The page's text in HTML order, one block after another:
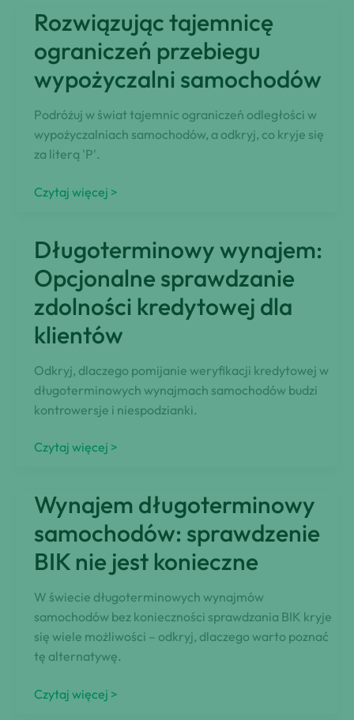
samochodu
Rozwiązując tajemnicę
ograniczeń przebiegu
wypożyczalni samochodów
Podróżuj w świat tajemnic ograniczeń odległości w
wypożyczalniach samochodów, a odkryj, co kryje się
za literą 'P'.
Rozwiązując
przebiegu
wypożyczalni
samochodów
Czytaj więcej >
Długoterminowy wynajem:
Opcjonalne sprawdzanie
zdolności kredytowej dla
klientów
Odkryj, dlaczego pomijanie weryfikacji kredytowej w
długoterminowych wynajmach samochodów budzi
kontrowersje i niespodzianki.
Długoterminowy
sprawdzanie
kredytowej
dla
Czytaj więcej >
Wynajem długoterminowy
samochodów: sprawdzenie
BIK nie jest konieczne
W świecie długoterminowych wynajmów
samochodów bez konieczności sprawdzania BIK kryje
się wiele możliwości – odkryj, dlaczego warto poznać
tę alternatywę.
Wynajem
Czytaj więcej >